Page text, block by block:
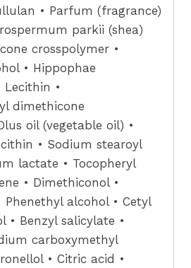
• Parfum (fragrance)
parkii (shea)
crosspolymer •
• Hippophae
Lecithin •
dimethicone
oil (vegetable oil) •
• Sodium stearoyl
lactate • Tocopheryl
• Dimethiconol •
alcohol • Cetyl
• Benzyl salicylate •
carboxymethyl
• Citric acid •